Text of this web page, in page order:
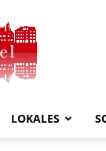
LOKALES